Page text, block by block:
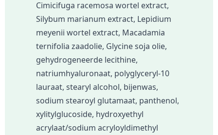
Cimicifuga racemosa wortel extract,
Silybum marianum extract, Lepidium
meyenii wortel extract, Macadamia
ternifolia zaadolie, Glycine soja olie,
gehydrogeneerde lecithine,
natriumhyaluronaat, polyglyceryl-10
lauraat, stearyl alcohol, bijenwas,
sodium stearoyl glutamaat, panthenol,
xylitylglucoside, hydroxyethyl
acrylaat/sodium acryloyldimethyl